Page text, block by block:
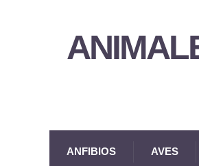
ANFIBIOS AVES